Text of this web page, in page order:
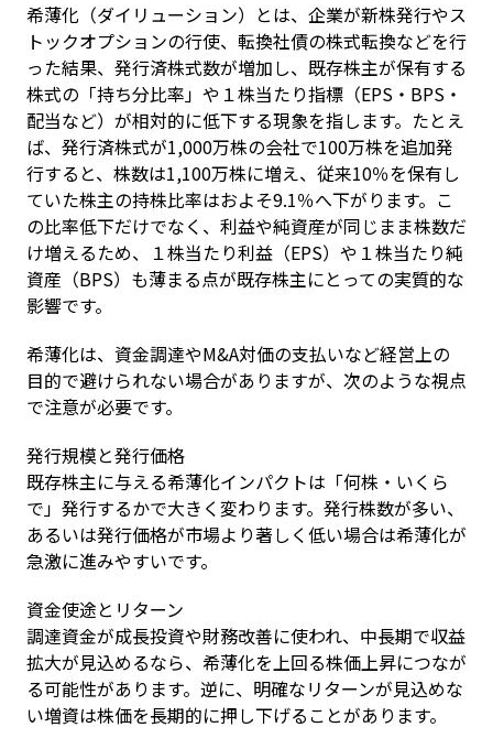
希薄化（ダイリューション）とは、企業が新株発行やス
トックオプションの行使、転換社債の株式転換などを行
った結果、発行済株式数が増加し、既存株主が保有する
株式の「持ち分比率」や１株当たり指標（EPS・BPS・
配当など）が相対的に低下する現象を指します。たとえ
ば、発行済株式が1,000万株の会社で100万株を追加発
行すると、株数は1,100万株に増え、従来10％を保有し
ていた株主の持株比率はおよそ9.1％へ下がります。こ
の比率低下だけでなく、利益や純資産が同じまま株数だ
け増えるため、１株当たり利益（EPS）や１株当たり純
資産（BPS）も薄まる点が既存株主にとっての実質的な
影響です。
希薄化は、資金調達やM&A対価の支払いなど経営上の
目的で避けられない場合がありますが、次のような視点
で注意が必要です。
発行規模と発行価格
既存株主に与える希薄化インパクトは「何株・いくら
で」発行するかで大きく変わります。発行株数が多い、
あるいは発行価格が市場より著しく低い場合は希薄化が
急激に進みやすいです。
資金使途とリターン
調達資金が成長投資や財務改善に使われ、中長期で収益
拡大が見込めるなら、希薄化を上回る株価上昇につなが
る可能性があります。逆に、明確なリターンが見込めな
い増資は株価を長期的に押し下げることがあります。